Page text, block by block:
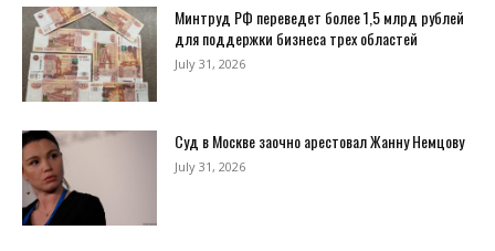
Минтруд РФ переведет более 1,5 млрд рублей
для поддержки бизнеса трех областей
July 31, 2026
Суд в Москве заочно арестовал Жанну Немцову
July 31, 2026